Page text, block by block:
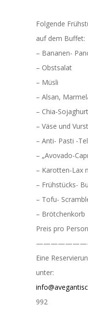
Folgende
auf dem Buffet:
– Bananen-
– Obstsalat
– Müsli
– Alsan,
– Chia-Sojaghurt
– Väse und
– Anti- Pasti -
– „Avovado-
– Karotten-Lax
– Frühstücks-
– Tofu-
– Brötchenkorb
Preis pro
Eine
unter:
992